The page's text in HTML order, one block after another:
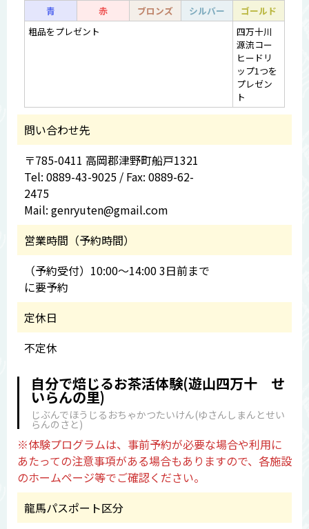
青 赤 ブロンズ シルバー
ゴールド
粗品をプレゼント
四万十川
源流コー
ヒードリ
ップ1つを
プレゼン
ト
問い合わせ先
〒785-0411 高岡郡津野町船戸1321
Tel: 0889-43-9025 / Fax: 0889-62-
2475
Mail: genryuten@gmail.com
営業時間（予約時間）
（予約受付）10:00～14:00 3日前まで
に要予約
定休日
不定休
自分で焙じるお茶活体験(遊山四万十 せ
いらんの里)
じぶんでほうじるおちゃかつたいけん(ゆさんしまんとせい
らんのさと)
※体験プログラムは、事前予約が必要な場合や利用に
あたっての注意事項がある場合もありますので、各施設
のホームページ等でご確認ください。
龍馬パスポート区分